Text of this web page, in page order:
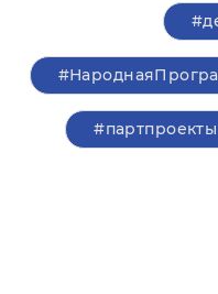
#партпроекты